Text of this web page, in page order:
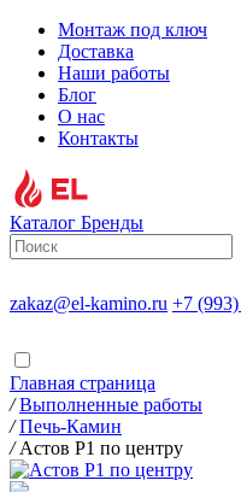
Монтаж под ключ
Доставка
Наши работы
Блог
О нас
Контакты
Каталог Бренды
zakaz@el-kamino.ru +7
Главная страница
/ Выполненные работы
/ Печь-Камин
/ Астов Р1 по центру